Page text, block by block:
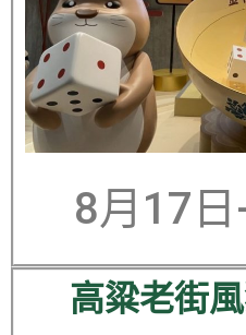
8月17日
高粱老街